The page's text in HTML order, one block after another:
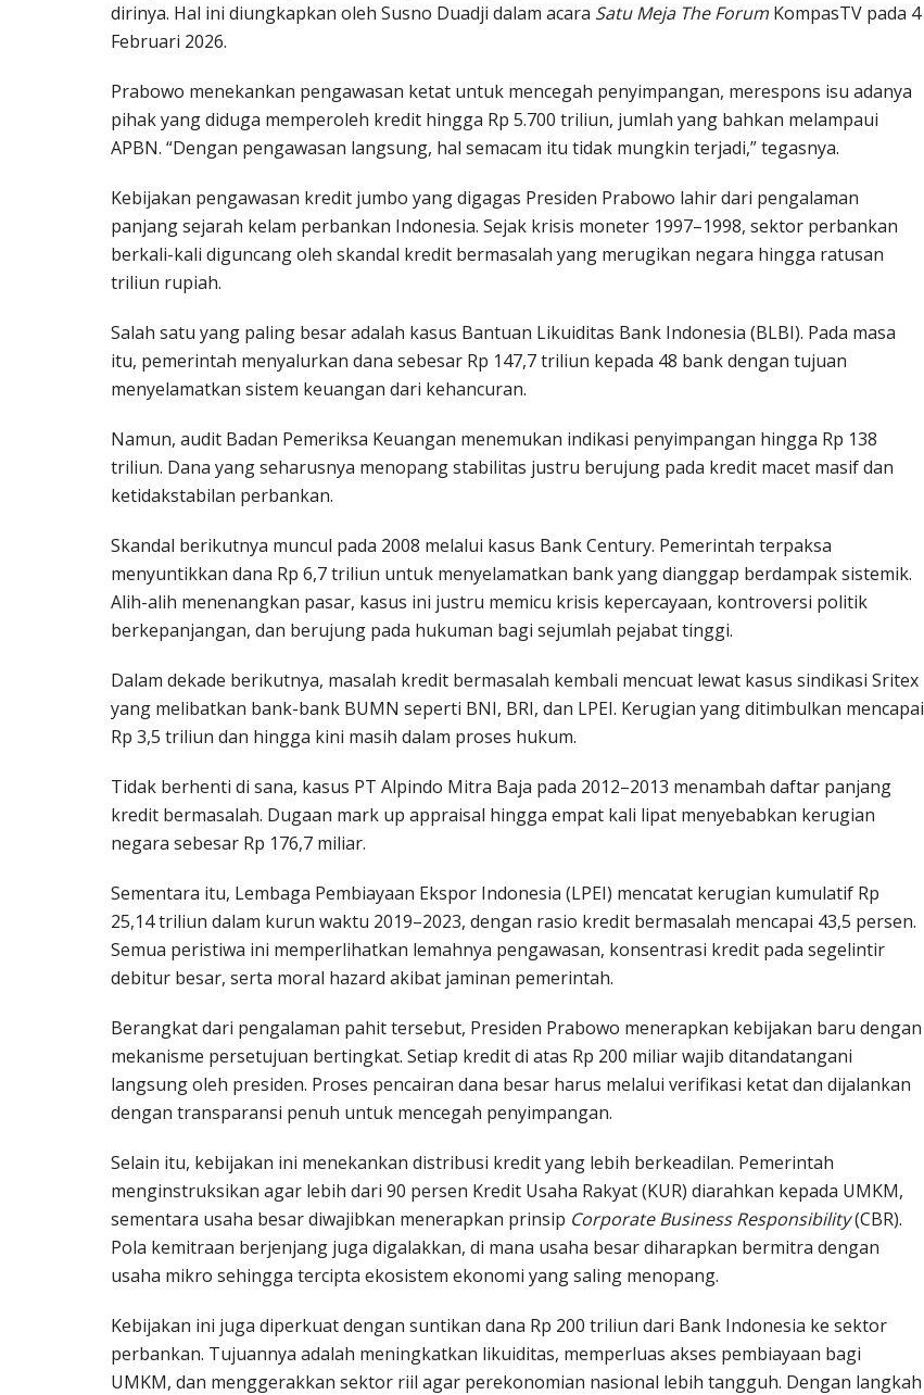
dirinya. Hal ini diungkapkan oleh Susno Duadji dalam acara Satu Meja The Forum KompasTV pada 4
Februari 2026.
Prabowo menekankan pengawasan ketat untuk mencegah penyimpangan, merespons isu adanya
pihak yang diduga memperoleh kredit hingga Rp 5.700 triliun, jumlah yang bahkan melampaui
APBN. “Dengan pengawasan langsung, hal semacam itu tidak mungkin terjadi,” tegasnya.
Kebijakan pengawasan kredit jumbo yang digagas Presiden Prabowo lahir dari pengalaman
panjang sejarah kelam perbankan Indonesia. Sejak krisis moneter 1997–1998, sektor perbankan
berkali-kali diguncang oleh skandal kredit bermasalah yang merugikan negara hingga ratusan
triliun rupiah.
Salah satu yang paling besar adalah kasus Bantuan Likuiditas Bank Indonesia (BLBI). Pada masa
itu, pemerintah menyalurkan dana sebesar Rp 147,7 triliun kepada 48 bank dengan tujuan
menyelamatkan sistem keuangan dari kehancuran.
Namun, audit Badan Pemeriksa Keuangan menemukan indikasi penyimpangan hingga Rp 138
triliun. Dana yang seharusnya menopang stabilitas justru berujung pada kredit macet masif dan
ketidakstabilan perbankan.
Skandal berikutnya muncul pada 2008 melalui kasus Bank Century. Pemerintah terpaksa
menyuntikkan dana Rp 6,7 triliun untuk menyelamatkan bank yang dianggap berdampak sistemik.
Alih-alih menenangkan pasar, kasus ini justru memicu krisis kepercayaan, kontroversi politik
berkepanjangan, dan berujung pada hukuman bagi sejumlah pejabat tinggi.
Dalam dekade berikutnya, masalah kredit bermasalah kembali mencuat lewat kasus sindikasi Sritex
yang melibatkan bank-bank BUMN seperti BNI, BRI, dan LPEI. Kerugian yang ditimbulkan mencapai
Rp 3,5 triliun dan hingga kini masih dalam proses hukum.
Tidak berhenti di sana, kasus PT Alpindo Mitra Baja pada 2012–2013 menambah daftar panjang
kredit bermasalah. Dugaan mark up appraisal hingga empat kali lipat menyebabkan kerugian
negara sebesar Rp 176,7 miliar.
Sementara itu, Lembaga Pembiayaan Ekspor Indonesia (LPEI) mencatat kerugian kumulatif Rp
25,14 triliun dalam kurun waktu 2019–2023, dengan rasio kredit bermasalah mencapai 43,5 persen.
Semua peristiwa ini memperlihatkan lemahnya pengawasan, konsentrasi kredit pada segelintir
debitur besar, serta moral hazard akibat jaminan pemerintah.
Berangkat dari pengalaman pahit tersebut, Presiden Prabowo menerapkan kebijakan baru dengan
mekanisme persetujuan bertingkat. Setiap kredit di atas Rp 200 miliar wajib ditandatangani
langsung oleh presiden. Proses pencairan dana besar harus melalui verifikasi ketat dan dijalankan
dengan transparansi penuh untuk mencegah penyimpangan.
Selain itu, kebijakan ini menekankan distribusi kredit yang lebih berkeadilan. Pemerintah
menginstruksikan agar lebih dari 90 persen Kredit Usaha Rakyat (KUR) diarahkan kepada UMKM,
sementara usaha besar diwajibkan menerapkan prinsip Corporate Business Responsibility(CBR).
Pola kemitraan berjenjang juga digalakkan, di mana usaha besar diharapkan bermitra dengan
usaha mikro sehingga tercipta ekosistem ekonomi yang saling menopang.
Kebijakan ini juga diperkuat dengan suntikan dana Rp 200 triliun dari Bank Indonesia ke sektor
perbankan. Tujuannya adalah meningkatkan likuiditas, memperluas akses pembiayaan bagi
UMKM, dan menggerakkan sektor riil agar perekonomian nasional lebih tangguh. Dengan langkah